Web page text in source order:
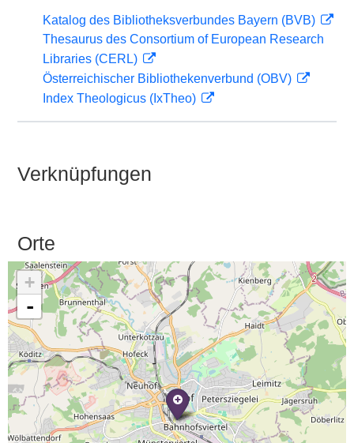
Katalog des Bibliotheksverbundes Bayern (BVB)
Thesaurus des Consortium of European Research
Libraries (CERL)
Österreichischer Bibliothekenverbund (OBV)
Index Theologicus (IxTheo)
Verknüpfungen
Orte
+
-